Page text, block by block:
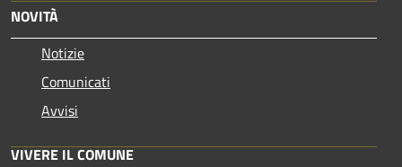
NOVITÀ
Notizie
Comunicati
Avvisi
VIVERE IL COMUNE